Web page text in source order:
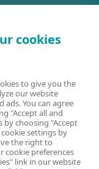
cookies
to give you the
our website
ads. You can agree
"Accept all and
by choosing "Accept
settings by
the right to
cookie preferences
link in our website